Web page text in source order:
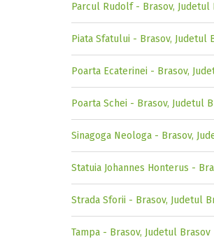
Parcul Rudolf - Brasov, Judetul
Piata Sfatului - Brasov, Judetul
Poarta Ecaterinei - Brasov,
Poarta Schei - Brasov, Judetul
Sinagoga Neologa - Brasov,
Statuia Johannes Honterus -
Strada Sforii - Brasov, Judetul
Tampa - Brasov, Judetul Brasov